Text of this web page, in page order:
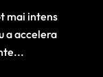
mai intens
a accelera